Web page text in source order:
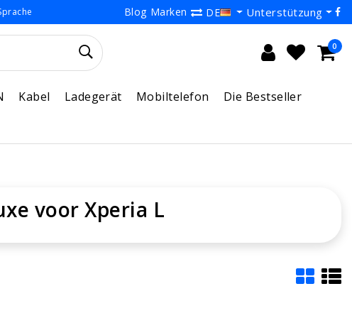
Blog Marken DE Unterstützung
0
Kabel Ladegerät Mobiltelefon
Die Bestseller
voor Xperia L